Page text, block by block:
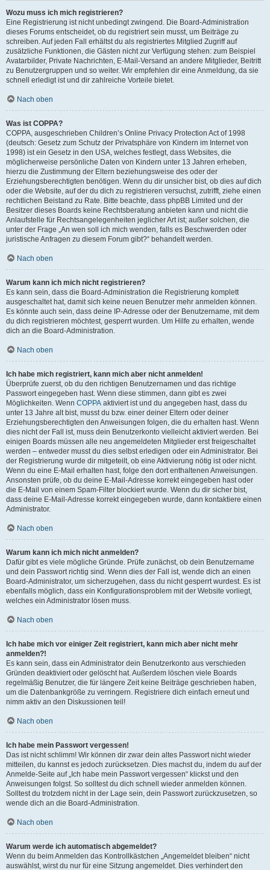
Wozu muss ich mich registrieren?
Eine Registrierung ist nicht unbedingt zwingend. Die Board-Administration
dieses Forums entscheidet, ob du registriert sein musst, um Beiträge zu
schreiben. Auf jeden Fall erhältst du als registriertes Mitglied Zugriff auf
zusätzliche Funktionen, die Gästen nicht zur Verfügung stehen: zum Beispiel
Avatarbilder, Private Nachrichten, E-Mail-Versand an andere Mitglieder, Beitritt
zu Benutzergruppen und so weiter. Wir empfehlen dir eine Anmeldung, da sie
schnell erledigt ist und dir zahlreiche Vorteile bietet.
Nach oben
Was ist COPPA?
COPPA, ausgeschrieben Children’s Online Privacy Protection Act of 1998
(deutsch: Gesetz zum Schutz der Privatsphäre von Kindern im Internet von
1998) ist ein Gesetz in den USA, welches festlegt, dass Websites, die
möglicherweise persönliche Daten von Kindern unter 13 Jahren erheben,
hierzu die Zustimmung der Eltern beziehungsweise des oder der
Erziehungsberechtigten benötigen. Wenn du dir unsicher bist, ob dies auf dich
oder die Website, auf der du dich zu registrieren versuchst, zutrifft, ziehe einen
rechtlichen Beistand zu Rate. Bitte beachte, dass phpBB Limited und der
Besitzer dieses Boards keine Rechtsberatung anbieten kann und nicht die
Anlaufstelle für Rechtsangelegenheiten jeglicher Art ist; außer solchen, die
unter der Frage „An wen soll ich mich wenden, falls es Beschwerden oder
juristische Anfragen zu diesem Forum gibt?“ behandelt werden.
Nach oben
Warum kann ich mich nicht registrieren?
Es kann sein, dass die Board-Administration die Registrierung komplett
ausgeschaltet hat, damit sich keine neuen Benutzer mehr anmelden können.
Es könnte auch sein, dass deine IP-Adresse oder der Benutzername, mit dem
du dich registrieren möchtest, gesperrt wurden. Um Hilfe zu erhalten, wende
dich an die Board-Administration.
Nach oben
Ich habe mich registriert, kann mich aber nicht anmelden!
Überprüfe zuerst, ob du den richtigen Benutzernamen und das richtige
Passwort eingegeben hast. Wenn diese stimmen, dann gibt es zwei
Möglichkeiten. Wenn COPPA aktiviert ist und du angegeben hast, dass du
unter 13 Jahre alt bist, musst du bzw. einer deiner Eltern oder deiner
Erziehungsberechtigten den Anweisungen folgen, die du erhalten hast. Wenn
dies nicht der Fall ist, muss dein Benutzerkonto vielleicht aktiviert werden. Bei
einigen Boards müssen alle neu angemeldeten Mitglieder erst freigeschaltet
werden – entweder musst du dies selbst erledigen oder ein Administrator. Bei
der Registrierung wurde dir mitgeteilt, ob eine Aktivierung nötig ist oder nicht.
Wenn du eine E-Mail erhalten hast, folge den dort enthaltenen Anweisungen.
Ansonsten prüfe, ob du deine E-Mail-Adresse korrekt eingegeben hast oder
die E-Mail von einem Spam-Filter blockiert wurde. Wenn du dir sicher bist,
dass deine E-Mail-Adresse korrekt eingegeben wurde, dann kontaktiere einen
Administrator.
Nach oben
Warum kann ich mich nicht anmelden?
Dafür gibt es viele mögliche Gründe. Prüfe zunächst, ob dein Benutzername
und dein Passwort richtig sind. Wenn dies der Fall ist, wende dich an einen
Board-Administrator, um sicherzugehen, dass du nicht gesperrt wurdest. Es ist
ebenfalls möglich, dass ein Konfigurationsproblem mit der Website vorliegt,
welches ein Administrator lösen muss.
Nach oben
Ich habe mich vor einiger Zeit registriert, kann mich aber nicht mehr
anmelden?!
Es kann sein, dass ein Administrator dein Benutzerkonto aus verschieden
Gründen deaktiviert oder gelöscht hat. Außerdem löschen viele Boards
regelmäßig Benutzer, die für längere Zeit keine Beiträge geschrieben haben,
um die Datenbankgröße zu verringern. Registriere dich einfach erneut und
nimm aktiv an den Diskussionen teil!
Nach oben
Ich habe mein Passwort vergessen!
Das ist nicht schlimm! Wir können dir zwar dein altes Passwort nicht wieder
mitteilen, du kannst es jedoch zurücksetzen. Dies machst du, indem du auf der
Anmelde-Seite auf „Ich habe mein Passwort vergessen“ klickst und den
Anweisungen folgst. So solltest du dich schnell wieder anmelden können.
Solltest du trotzdem nicht in der Lage sein, dein Passwort zurückzusetzen, so
wende dich an die Board-Administration.
Nach oben
Warum werde ich automatisch abgemeldet?
Wenn du beim Anmelden das Kontrollkästchen „Angemeldet bleiben“ nicht
auswählst, wirst du nur für eine Sitzung angemeldet. Dies verhindert den